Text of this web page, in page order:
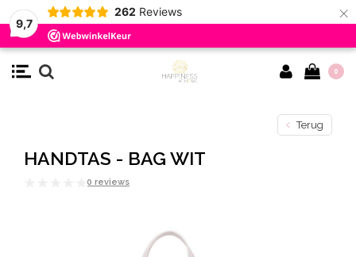
9,7
262 Reviews ×
0
Terug
HANDTAS - BAG WIT
0 reviews